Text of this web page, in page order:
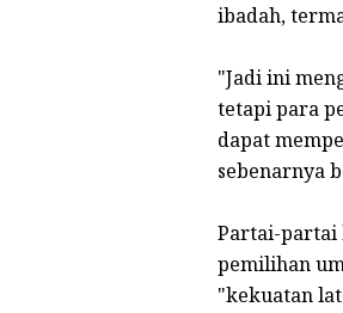
ibadah,
"Jadi ini
tetapi para
dapat
sebenarnya
Partai-partai
pemilihan
"kekuatan